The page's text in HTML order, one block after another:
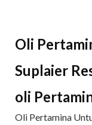
Oli
Suplaier
oli
Oli Pertamina